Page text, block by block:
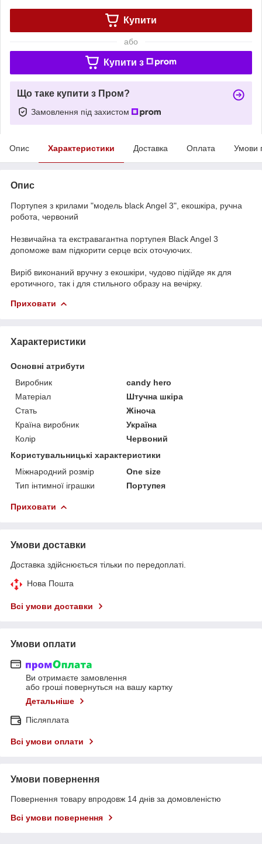
Купити
або
Купити з
Що таке купити з Пром?
Замовлення під захистом
Опис Характеристики Доставка Оплата Умови
Опис
Портупея з крилами "модель black Angel 3", екошкіра, ручна
робота, червоний
Незвичайна та екстравагантна портупея Black Angel 3
допоможе вам підкорити серце всіх оточуючих.
Виріб виконаний вручну з екошкіри, чудово підійде як для
еротичного, так і для стильного образу на вечірку.
Приховати
Характеристики
Основні атрибути
Виробник
candy hero
Матеріал
Штучна шкіра
Стать
Жіноча
Країна виробник
Україна
Колір
Червоний
Користувальницькі характеристики
Міжнародний розмір
One size
Тип інтимної іграшки
Портупея
Приховати
Умови доставки
Доставка здійснюється тільки по передоплаті.
Нова Пошта
Всі умови доставки
Умови оплати
Ви отримаєте замовлення
або гроші повернуться на вашу картку
Детальніше
Післяплата
Всі умови оплати
Умови повернення
Повернення товару впродовж 14 днів за домовленістю
Всі умови повернення